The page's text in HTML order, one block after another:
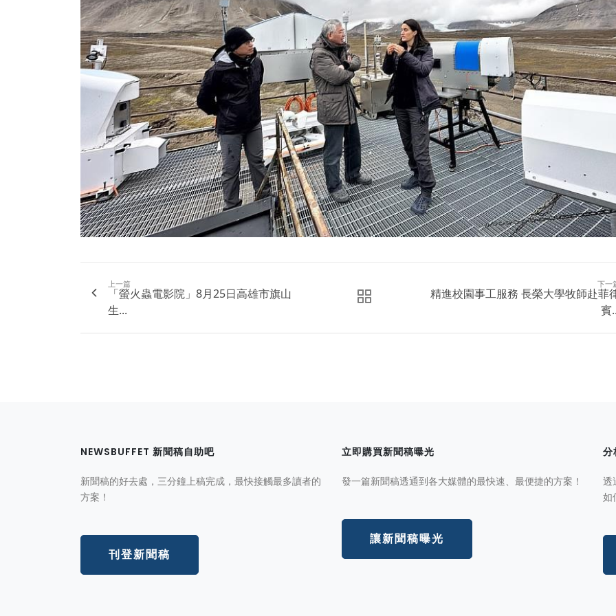
上一篇
「螢火蟲電影院」8月25日高雄市旗山
生...
下一
精進校園事工服務 長榮大學牧師赴菲
賓
NEWSBUFFET 新聞稿自助吧
新聞稿的好去處，三分鐘上稿完成，最快接觸最多讀者的
方案！
刊登新聞稿
立即購買新聞稿曝光
發一篇新聞稿透通到各大媒體的最快速、最便捷的方案！
讓新聞稿曝光
分
透
如